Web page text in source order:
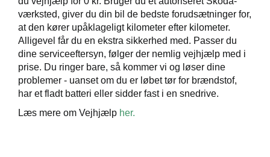
værksted, giver du din bil de bedste forudsætninger for,
at den kører upåklageligt kilometer efter kilometer.
Alligevel får du en ekstra sikkerhed med. Passer du
dine serviceeftersyn, følger der nemlig vejhjælp med i
prise. Du ringer bare, så kommer vi og løser dine
problemer - uanset om du er løbet tør for brændstof,
har et fladt batteri eller sidder fast i en snedrive.
Læs mere om Vejhjælp her.